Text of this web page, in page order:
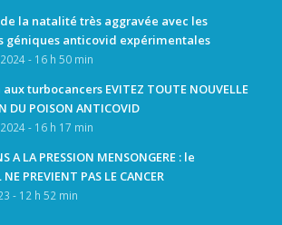
la natalité très aggravée avec les
géniques anticovid expérimentales
- 16 h 50 min
turbocancers EVITEZ TOUTE NOUVELLE
DU POISON ANTICOVID
- 16 h 17 min
A LA PRESSION MENSONGERE : le
NE PREVIENT PAS LE CANCER
- 12 h 52 min